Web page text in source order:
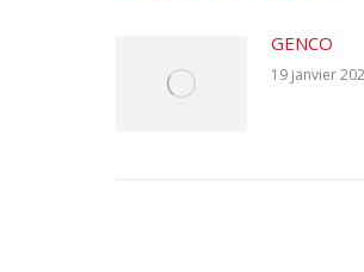
GENCO
19 janvier